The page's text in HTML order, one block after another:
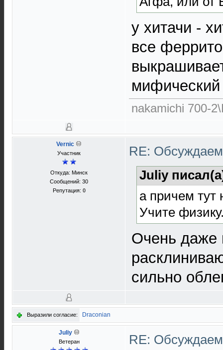
у хитачи -
все
мифический
nakamichi 700-
Vernic
Участник
Откуда: Минск
Сообщений: 30
Репутация: 0
RE:
Juliy
а причем тут
Учите
Очень даже
сильно
Выразили согласие: Draconian
Juliy
Ветеран RE: